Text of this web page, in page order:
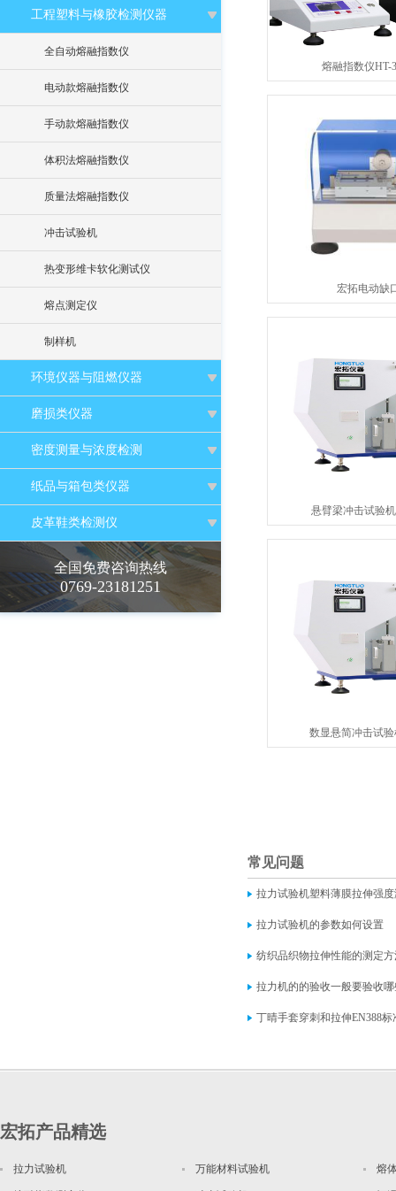
工程塑料与橡胶检测仪器
全自动熔融指数仪
电动款熔融指数仪
手动款熔融指数仪
体积法熔融指数仪
质量法熔融指数仪
冲击试验机
热变形维卡软化测试仪
熔点测定仪
制样机
环境仪器与阻燃仪器
磨损类仪器
密度测量与浓度检测
纸品与箱包类仪器
皮革鞋类检测仪
全国免费咨询热线
0769-23181251
熔融指数仪HT-
宏拓电动缺
悬臂梁冲击试验
数显悬简冲击试
常见问题
拉力试验机塑料薄膜拉伸强
拉力试验机的参数如何设置
纺织品织物拉伸性能的测定
拉力机的的验收一般要验收
丁晴手套穿刺和拉伸EN388
宏拓产品精选
拉力试验机 万能材料试验机 熔